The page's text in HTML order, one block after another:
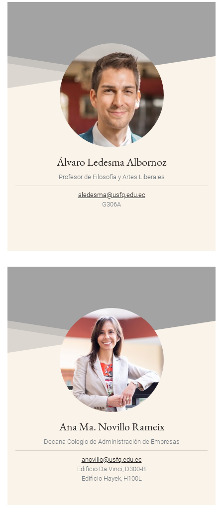
Álvaro Ledesma Albornoz
Profesor de Filosofía y Artes Liberales
aledesma@usfq.edu.ec
G306A
Ana Ma. Novillo Rameix
Decana Colegio de Administración de Empresas
anovillo@usfq.edu.ec
Edificio Da Vinci, D300-B
Edificio Hayek, H100L